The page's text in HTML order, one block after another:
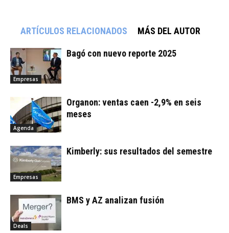
ARTÍCULOS RELACIONADOS MÁS DEL AUTOR
Empresas
Bagó con nuevo reporte 2025
Agenda
Organon: ventas caen -2,9% en seis
meses
Empresas
Kimberly: sus resultados del semestre
Deals
BMS y AZ analizan fusión